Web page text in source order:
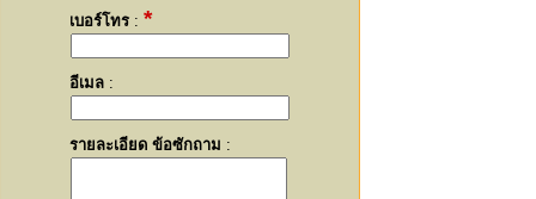
เบอร์โทร :*
อีเมล :
รายละเอียด ข้อซักถาม :